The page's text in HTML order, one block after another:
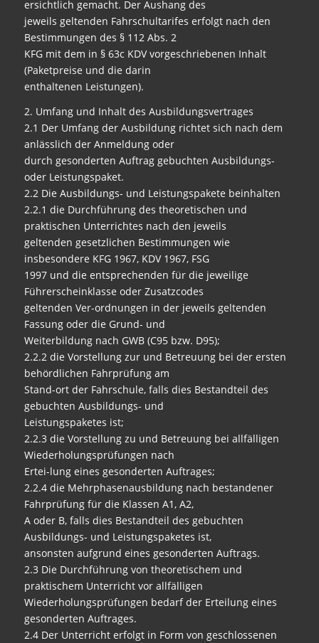
ersichtlich gemacht. Der Aushang des
jeweils geltenden Fahrschultarifes erfolgt nach den
Bestimmungen des § 112 Abs. 2
KFG mit dem in § 63c KDV vorgeschriebenen Inhalt
(Paketpreise und die darin
enthaltenen Leistungen).
2. Umfang und Inhalt des Ausbildungsvertrages
2.1 Der Umfang der Ausbildung richtet sich nach dem
anlässlich der Anmeldung oder
durch gesonderten Auftrag gebuchten Ausbildungs-
oder Leistungspaket.
2.2 Die Ausbildungs- und Leistungspakete beinhalten
2.2.1 die Durchführung des theoretischen und
praktischen Unterrichtes nach den jeweils
geltenden gesetzlichen Bestimmungen wie
insbesondere KFG 1967, KDV 1967, FSG
1997 und die entsprechenden für die jeweilige
Führerscheinklasse oder Zusatzcodes
geltenden Ver-ordnungen in der jeweils geltenden
Fassung oder die Grund- und
Weiterbildung nach GWB (C95 bzw. D95);
2.2.2 die Vorstellung zur und Betreuung bei der ersten
behördlichen Fahrprüfung am
Stand-ort der Fahrschule, falls dies Bestandteil des
gebuchten Ausbildungs- und
Leistungspaketes ist;
2.2.3 die Vorstellung zu und Betreuung bei allfälligen
Wiederholungsprüfungen nach
Ertei-lung eines gesonderten Auftrages;
2.2.4 die Mehrphasenausbildung nach bestandener
Fahrprüfung für die Klassen A1, A2,
A oder B, falls dies Bestandteil des gebuchten
Ausbildungs- und Leistungspaketes ist,
ansonsten aufgrund eines gesonderten Auftrags.
2.3 Die Durchführung von theoretischem und
praktischem Unterricht vor allfälligen
Wiederholungsprüfungen bedarf der Erteilung eines
gesonderten Auftrages.
2.4 Der Unterricht erfolgt in Form von geschlossenen